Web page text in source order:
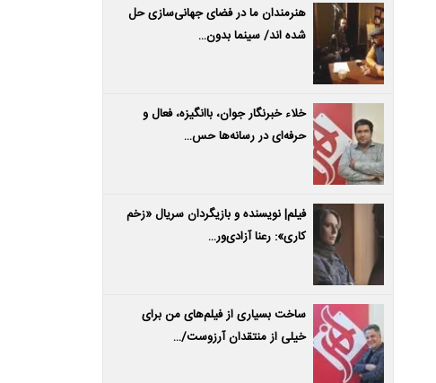
هنرمندان ما در فضای جهانی‌سازی حل
شده اند/ سینما بدون…
خلاء خبرنگار جوان، باانگیزه، فعال و
حرفه‌ای در رسانه‌ها حس…
فیلم| نویسنده و بازیگردان سریال «زخم
کاری»: رعنا آزادی‌ور…
ساخت بسیاری از فیلم‌های من برای
خیلی از منتقدان آرزوست/…